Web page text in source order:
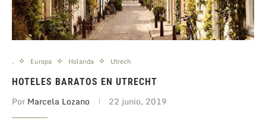
. Europa Holanda Utrech
HOTELES BARATOS EN UTRECHT
Por Marcela Lozano 22 junio, 2019